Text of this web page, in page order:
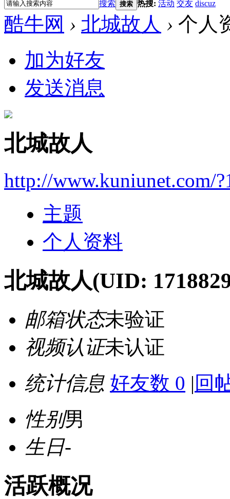
搜索 搜索 热搜: 活动 交友 discuz
酷牛网 › 北城故人 › 个人
加为好友
发送消息
北城故人
http://www.kuniunet.com/
主题
个人资料
北城故人(UID:
邮箱状态未验证
视频认证未认证
统计信息 好友数 0 | 回
性别男
生日-
活跃概况